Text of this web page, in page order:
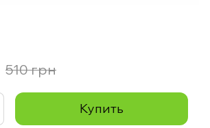
510 грн
Купить